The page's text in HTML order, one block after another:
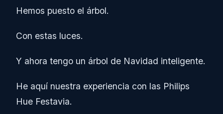
Hemos puesto el árbol.
Con estas luces.
Y ahora tengo un árbol de Navidad inteligente.
He aquí nuestra experiencia con las Philips
Hue Festavia.